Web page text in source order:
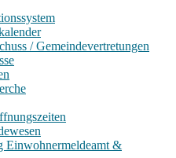
/ Gemeindevertretungen
Einwohnermeldeamt &